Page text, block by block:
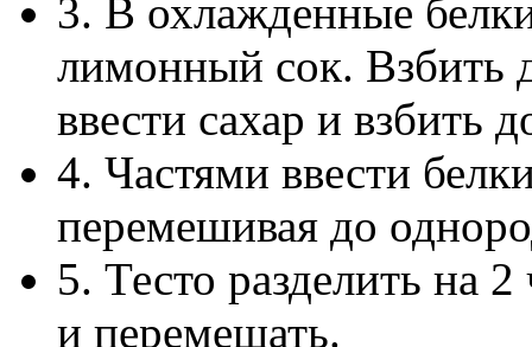
3. В охлажденные
лимонный сок. Взбить
ввести сахар и взбить
4. Частями ввести
перемешивая до
5. Тесто разделить на
и перемешать.